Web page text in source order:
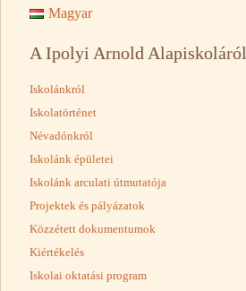
Magyar
A Ipolyi Arnold Alapiskoláról
Iskolánkról
Iskolatörténet
Névadónkról
Iskolánk épületei
Iskolánk arculati útmutatója
Projektek és pályázatok
Közzétett dokumentumok
Kiértékelés
Iskolai oktatási program